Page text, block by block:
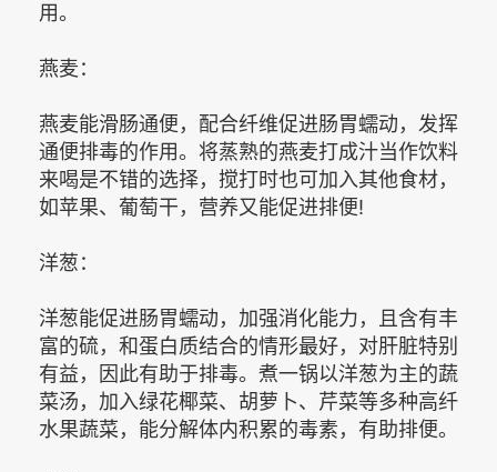
用。
燕麦：
燕麦能滑肠通便，配合纤维促进肠胃蠕动，发挥
通便排毒的作用。将蒸熟的燕麦打成汁当作饮料
来喝是不错的选择，搅打时也可加入其他食材，
如苹果、葡萄干，营养又能促进排便!
洋葱：
洋葱能促进肠胃蠕动，加强消化能力，且含有丰
富的硫，和蛋白质结合的情形最好，对肝脏特别
有益，因此有助于排毒。煮一锅以洋葱为主的蔬
菜汤，加入绿花椰菜、胡萝卜、芹菜等多种高纤
水果蔬菜，能分解体内积累的毒素，有助排便。